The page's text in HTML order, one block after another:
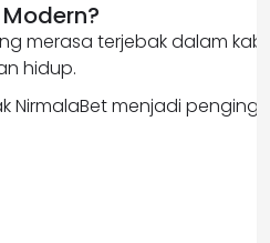
merasa terjebak dalam
hidup.
NirmalaBet menjadi